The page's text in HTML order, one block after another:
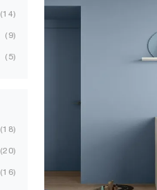
14
9
5
18
20
16